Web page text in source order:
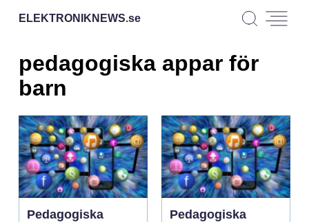
ELEKTRONIKNEWS.se
pedagogiska appar för
barn
Pedagogiska
Pedagogiska